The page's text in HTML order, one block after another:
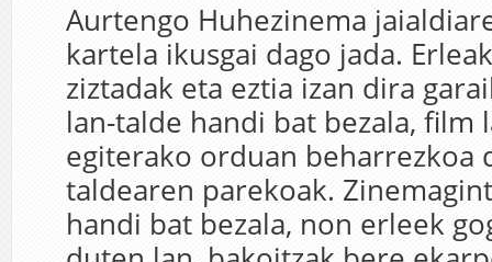
Aurtengo Huhezinema
kartela ikusgai dago jada.
ziztadak eta eztia izan dira
lan-talde handi bat bezala, film
egiterako orduan beharrezkoa
taldearen parekoak.
handi bat bezala, non erleek